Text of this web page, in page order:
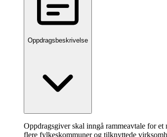
Oppdragsbeskrivelse
Oppdragsgiver skal inngå rammeavtale for
flere fylkeskommuner og tilknyttede